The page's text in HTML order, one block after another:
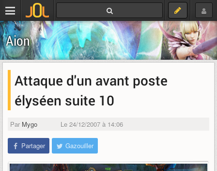
Aion
Attaque d'un avant poste
élyséen suite 10
Par Mygo Le 24/12/2007 à 14:06
Partager Gazouiller